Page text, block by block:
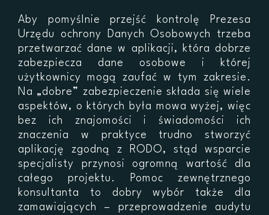
Aby pomyślnie przejść kontrolę Prezesa
Urzędu ochrony Danych Osobowych trzeba
przetwarzać dane w aplikacji, która dobrze
zabezpiecza dane osobowe i której
użytkownicy mogą zaufać w tym zakresie.
Na „dobre” zabezpieczenie składa się wiele
aspektów, o których była mowa wyżej, więc
bez ich znajomości i świadomości ich
znaczenia w praktyce trudno stworzyć
aplikację zgodną z RODO, stąd wsparcie
specjalisty przynosi ogromną wartość dla
całego projektu. Pomoc zewnętrznego
konsultanta to dobry wybór także dla
zamawiających – przeprowadzenie audytu